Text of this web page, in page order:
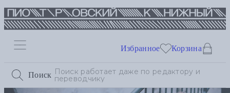
Поиск
Избранное Корзина